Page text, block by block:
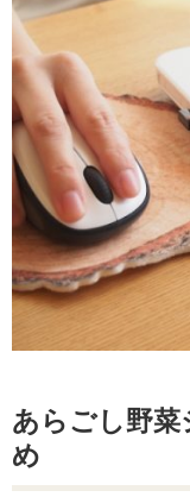
あらごし野菜
め